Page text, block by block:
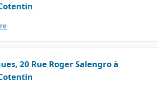
20 Rue Roger Salengro à